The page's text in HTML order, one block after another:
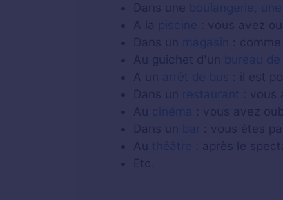
Dans une boulangerie,
A la piscine : vous avez
Dans un magasin :
Au guichet d'un bureau
A un arrêt de bus : il est
Dans un restaurant : vous
Au cinéma : vous avez
Dans un bar : vous êtes
Au théâtre : après le
Etc.